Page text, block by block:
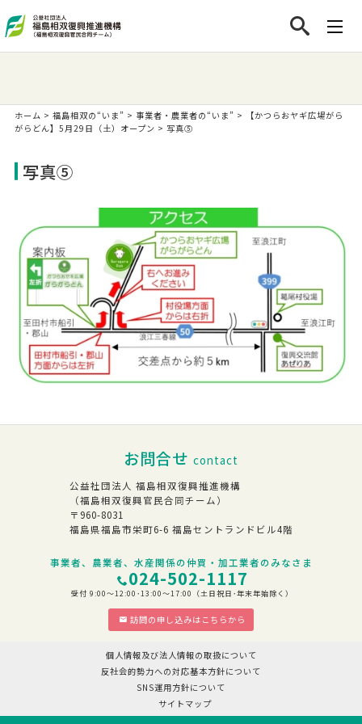
ホーム > 福島相双の“いま” > 事業者・農業者の“いま” >
【かつらおヤギ広場がら
がらどん】5月29日（土）オープン > 写真⑤
写真⑤
お問合せ contact
公益社団法人 福島相双復興推進機構
（福島相双復興官民合同チーム）
〒960-8031
福島県福島市栄町6-6 福島セントランドビル4階
事業者、農業者、水産関係の仲買・加工業者のみなさま
024-502-1117
受付 9:00～12:00･13:00～17:00（土日祝日･年末年始除く）
訪問の申し込みはこちらから
個人情報及び法人情報の取扱について
反社会的勢力への対応基本方針について
SNS運用方針について
サイトマップ